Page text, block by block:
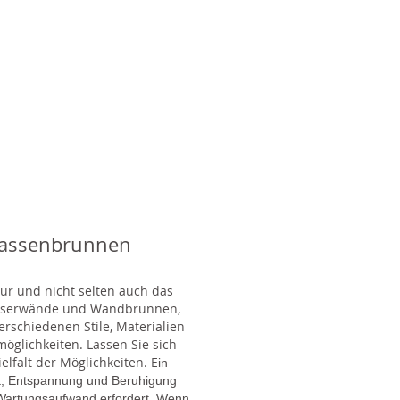
und nicht selten auch das
und Wandbrunnen,
Stile, Materialien
Lassen Sie sich
der Möglichkeiten. Ein
Entspannung und Beruhigung